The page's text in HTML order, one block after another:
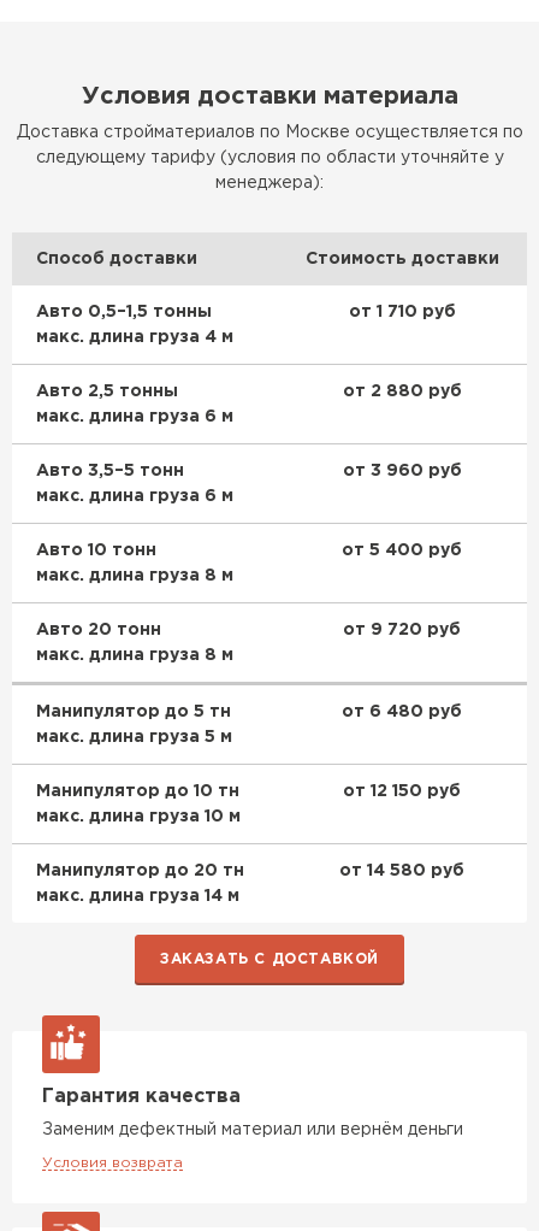
Условия доставки материала
Доставка стройматериалов по Москве осуществляется по
следующему тарифу (условия по области уточняйте у
менеджера):
Способ доставки Стоимость доставки
Авто 0,5–1,5 тонны
макс. длина груза 4 м
от 1 710 руб
Авто 2,5 тонны
макс. длина груза 6 м
от 2 880 руб
Авто 3,5–5 тонн
макс. длина груза 6 м
от 3 960 руб
Авто 10 тонн
макс. длина груза 8 м
от 5 400 руб
Авто 20 тонн
макс. длина груза 8 м
от 9 720 руб
Манипулятор до 5 тн
макс. длина груза 5 м
от 6 480 руб
Манипулятор до 10 тн
макс. длина груза 10 м
от 12 150 руб
Манипулятор до 20 тн
макс. длина груза 14 м
от 14 580 руб
ЗАКАЗАТЬ С ДОСТАВКОЙ
Гарантия качества
Заменим дефектный материал или вернём деньги
Условия возврата
ПЕРЕЙТИ
Утеплитель Технониколь
Утеплитель Ursa
Утеплитель Неман
ПЕРЕЙТИ
Сэндвич-панели
ПЕРЕЙТИ
Утеплитель Izolife